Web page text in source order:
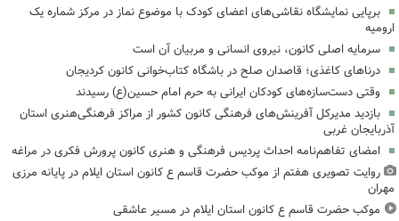
برپایی نمایشگاه نقاشی‌های اعضای کودک با موضوع نماز در مرکز شماره یک
ارومیه
سرمایه اصلی کانون، نیروی انسانی و مربیان آن است
درناهای کاغذی؛ قاصدان صلح در باشگاه کتاب‌خوانی کانون کردیجان
وقتی دست‌سازه‌های کودکان ایرانی به حرم امام حسین(ع) رسیدند
بازدید مدیرکل آفرینش‌های فرهنگی کانون کشور از مراکز فرهنگی‌هنری استان
آذربایجان غربی
امضای تفاهم‌نامه احداث پردیس فرهنگی و هنری کانون پرورش فکری در مراغه
روایت تصویری هفتم از موکب حضرت قاسم ع کانون استان ایلام در پایانه مرزی
مهران
موکب حضرت قاسم ع کانون استان ایلام در مسیر عاشقی